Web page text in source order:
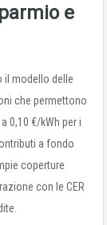
e
il modello delle
che permettono
0,10 €/kWh per i
a fondo
coperture
con le CER